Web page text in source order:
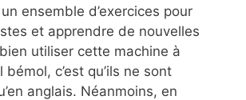
ensemble d’exercices pour
et apprendre de nouvelles
utiliser cette machine à
bémol, c’est qu’ils ne sont
anglais. Néanmoins, en